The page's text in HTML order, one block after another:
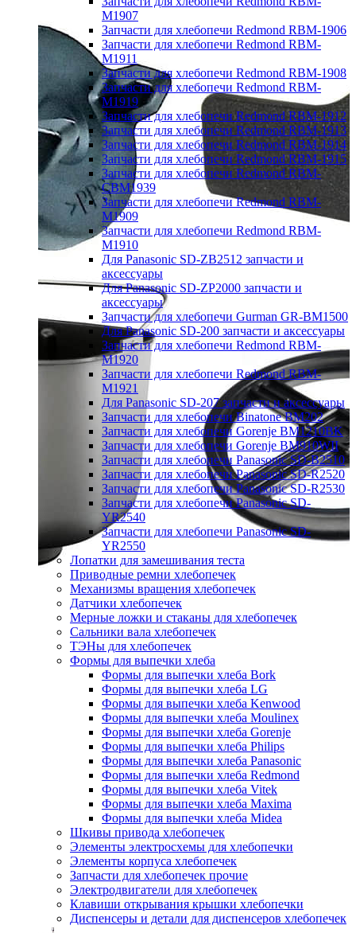
M1907
Запчасти для хлебопечи Redmond RBM-1906
Запчасти для хлебопечи Redmond RBM-
M1911
Запчасти для хлебопечи Redmond RBM-1908
Запчасти для хлебопечи Redmond RBM-
M1919
Запчасти для хлебопечи Redmond RBM-1912
Запчасти для хлебопечи Redmond RBM-1913
Запчасти для хлебопечи Redmond RBM-1914
Запчасти для хлебопечи Redmond RBM-1915
Запчасти для хлебопечи Redmond RBM-
CBM1939
Запчасти для хлебопечи Redmond RBM-
M1909
Запчасти для хлебопечи Redmond RBM-
M1910
Для Panasonic SD-ZB2512 запчасти и
аксессуары
Для Panasonic SD-ZP2000 запчасти и
аксессуары
Запчасти для хлебопечи Gurman GR-BM1500
Для Panasonic SD-200 запчасти и аксессуары
Запчасти для хлебопечи Redmond RBM-
M1920
Запчасти для хлебопечи Redmond RBM-
M1921
Для Panasonic SD-207 запчасти и аксессуары
Запчасти для хлебопечи Binatone BM202
Запчасти для хлебопечи Gorenje BM1210BK
Запчасти для хлебопечи Gorenje BM910WII
Запчасти для хлебопечи Panasonic SD-B2510
Запчасти для хлебопечи Panasonic SD-R2520
Запчасти для хлебопечи Panasonic SD-R2530
Запчасти для хлебопечи Panasonic SD-
YR2540
Запчасти для хлебопечи Panasonic SD-
YR2550
Лопатки для замешивания теста
Приводные ремни хлебопечек
Механизмы вращения хлебопечек
Датчики хлебопечек
Мерные ложки и стаканы для хлебопечек
Сальники вала хлебопечек
ТЭНы для хлебопечек
Формы для выпечки хлеба
Формы для выпечки хлеба Bork
Формы для выпечки хлеба LG
Формы для выпечки хлеба Kenwood
Формы для выпечки хлеба Moulinex
Формы для выпечки хлеба Gorenje
Формы для выпечки хлеба Philips
Формы для выпечки хлеба Panasonic
Формы для выпечки хлеба Redmond
Формы для выпечки хлеба Vitek
Формы для выпечки хлеба Maxima
Формы для выпечки хлеба Midea
Шкивы привода хлебопечек
Элементы электросхемы для хлебопечки
Элементы корпуса хлебопечек
Запчасти для хлебопечек прочие
Электродвигатели для хлебопечек
Клавиши открывания крышки хлебопечки
Диспенсеры и детали для диспенсеров хлебопечек